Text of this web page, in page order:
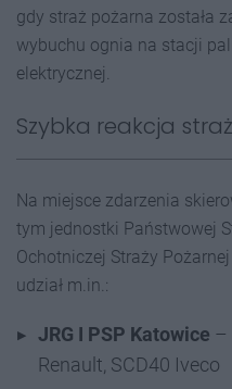
gdy straż pożarna została
wybuchu ognia na stacji
elektrycznej.
Szybka reakcja
Na miejsce zdarzenia
tym jednostki Państwowej
Ochotniczej Straży
udział m.in.:
JRG I PSP Katowice –
Renault, SCD40 Iveco